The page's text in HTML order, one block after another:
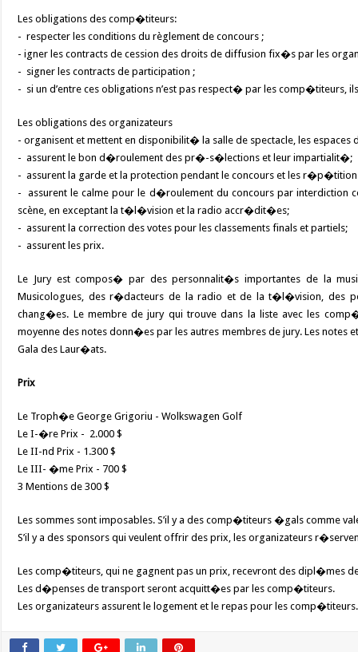
Les obligations des comp�titeurs:
- respecter les conditions du règlement de concours ;
- igner les contracts de cession des droits de diffusion fix�s par les
- signer les contracts de participation ;
- si un d’entre ces obligations n’est pas respect� par les
Les obligations des organizateurs
- organisent et mettent en disponibilit� la salle de spectacle, les
- assurent le bon d�roulement des pr�-s�lections et leur impartialit�;
- assurent la garde et la protection pendant le concours et les
- assurent le calme pour le d�roulement du concours par interdiction
scène, en exceptant la t�l�vision et la radio accr�dit�es;
- assurent la correction des votes pour les classements finals et partiels;
- assurent les prix.
Le Jury est compos� par des personnalit�s importantes de la
Musicologues, des r�dacteurs de la radio et de la t�l�vision, des
chang�es. Le membre de jury qui trouve dans la liste avec les
moyenne des notes donn�es par les autres membres de jury. Les notes
Gala des Laur�ats.
Prix
Le Troph�e George Grigoriu - Wolkswagen Golf
Le I-�re Prix - 2.000 $
Le II-nd Prix - 1.300 $
Le III- �me Prix - 700 $
3 Mentions de 300 $
Les sommes sont imposables. S’il y a des comp�titeurs �gals comme
S’il y a des sponsors qui veulent offrir des prix, les organizateurs
Les comp�titeurs, qui ne gagnent pas un prix, recevront des dipl�mes
Les d�penses de transport seront acquitt�es par les comp�titeurs.
Les organizateurs assurent le logement et le repas pour les comp�titeurs.